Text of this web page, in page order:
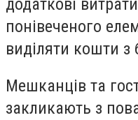
понівеченого
виділяти кошти
Мешканців та
закликають з